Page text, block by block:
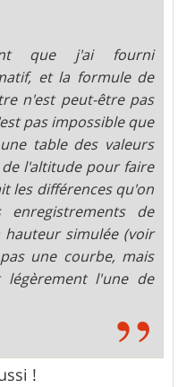
que j'ai fourni
et la formule de
n'est peut-être pas
pas impossible que
table des valeurs
l'altitude pour faire
les différences qu'on
de
simulée (voir
une courbe, mais
l'une de
!